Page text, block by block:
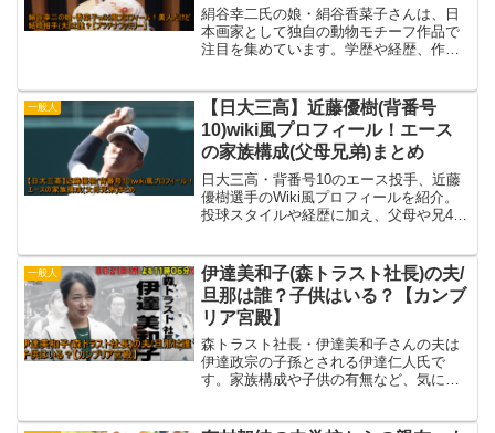
絹谷幸二氏の娘・絹谷香菜子さんは、日
本画家として独自の動物モチーフ作品で
注目を集めています。学歴や経歴、作品
一般人
【日大三高】近藤優樹(背番号
10)wiki風プロフィール！エース
の家族構成(父母兄弟)まとめ
日大三高・背番号10のエース投手、近藤
優樹選手のWiki風プロフィールを紹介。
投球スタイルや経歴に加え、父母や兄4人
一般人
伊達美和子(森トラスト社長)の夫/
旦那は誰？子供はいる？【カンブ
リア宮殿】
森トラスト社長・伊達美和子さんの夫は
伊達政宗の子孫とされる伊達仁人氏で
す。家族構成や子供の有無など、気にな